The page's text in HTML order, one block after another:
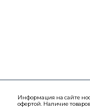
Информация на сайте
офертой. Наличие